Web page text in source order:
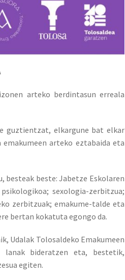
arteko berdintasun erreala
guztientzat, elkargune bat elkar
arteko eztabaida eta
besteak beste: Jabetze Eskolaren
sexologia-zerbitzua;
zerbitzuak; emakume-talde eta
bertan kokatuta egongo da.
Udalak Tolosaldeko Emakumeen
lanak bideratzen eta, bestetik,
egiten.